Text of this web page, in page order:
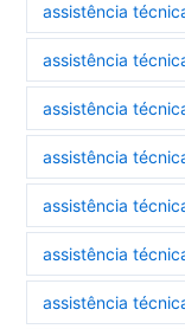
assistência
assistência
assistência
assistência
assistência
assistência
assistência